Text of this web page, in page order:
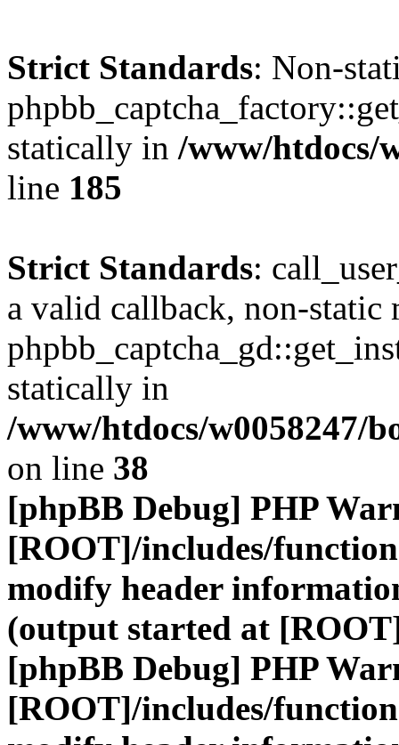
Strict Standards: Non-
statically in /www/htdocs/
line 185
Strict Standards:
a valid callback, non-static
statically in
/www/htdocs/w0058247/
on line 38
[phpBB Debug] PHP
[ROOT]/includes/
modify header
(output started at
[phpBB Debug] PHP
[ROOT]/includes/